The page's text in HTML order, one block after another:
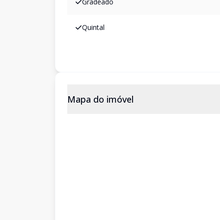
Quintal
Mapa do imóvel